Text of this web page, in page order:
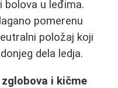
bolova u leđima.
pomerenu
položaj koji
dela ledja.
i kičme